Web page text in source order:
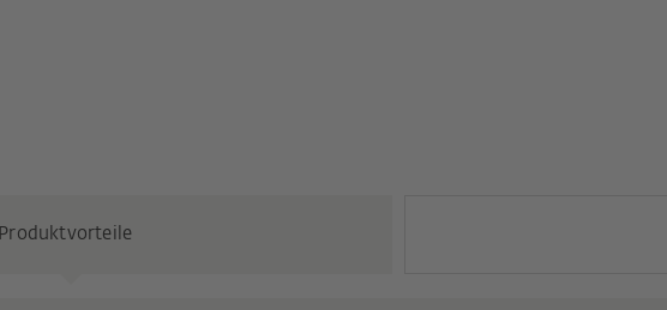
Produktvorteile